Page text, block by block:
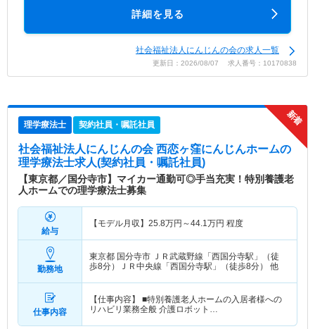
詳細を見る
社会福祉法人にんじんの会の求人一覧
更新日：2026/08/07 求人番号：10170838
理学療法士 契約社員・嘱託社員
社会福祉法人にんじんの会 西恋ヶ窪にんじんホームの
理学療法士求人(契約社員・嘱託社員)
【東京都／国分寺市】マイカー通勤可◎手当充実！特別養護老
人ホームでの理学療法士募集
給与
【モデル月収】 25.8万円～44.1万円 程度
勤務地
東京都 国分寺市 ＪＲ武蔵野線「西国分寺駅」（徒
歩8分）ＪＲ中央線「西国分寺駅」（徒歩8分） 他
仕事内容
【仕事内容】 ■特別養護老人ホームの入居者様への
リハビリ業務全般 介護ロボット…